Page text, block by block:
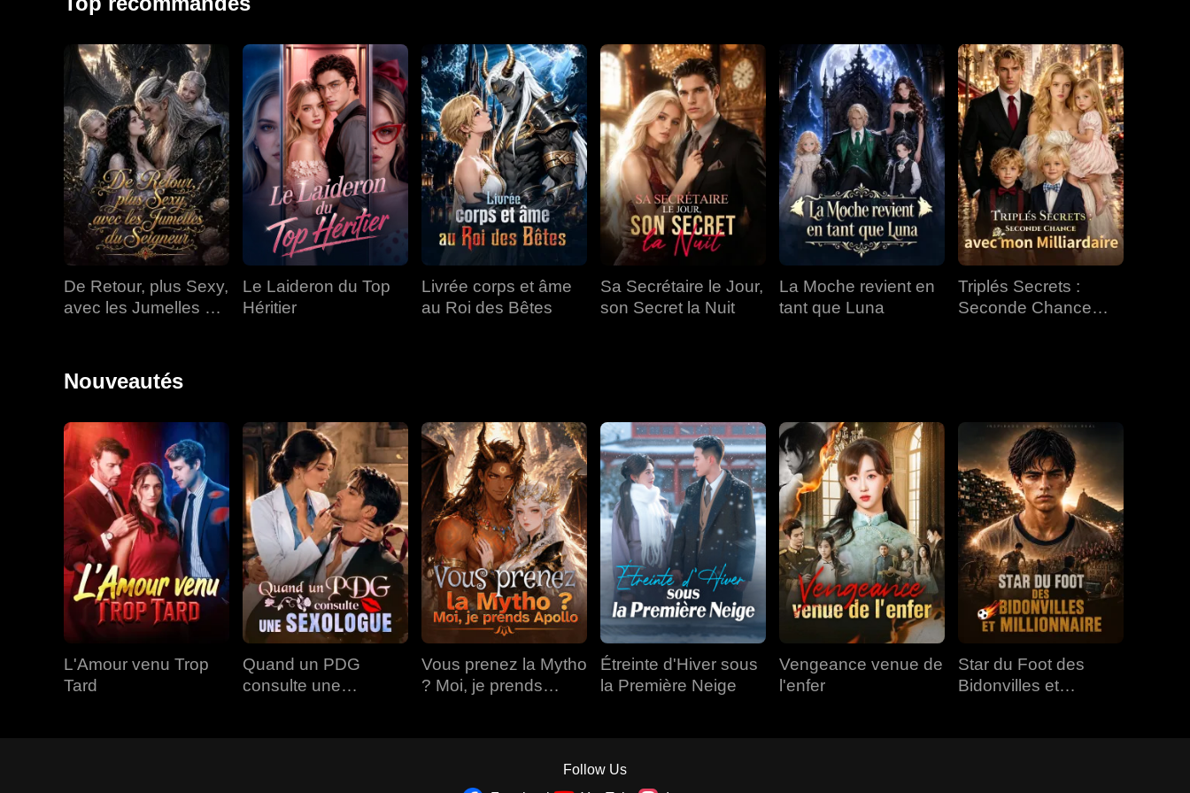
EP 34 EP 35 EP 36
EP 37 EP 38 EP 39
EP 40
De Retour, plus Sexy,
avec les Jumelles du
Le Laideron du Top
Héritier
Livrée corps et âme
au Roi des Bêtes
Sa Secrétaire le Jour,
son Secret la Nuit
La Moche revient en
tant que Luna
Triplés Secrets :
Seconde Chance
Nouveautés
L'Amour venu Trop
Tard
Quand un PDG
consulte une
Vous prenez la Mytho
? Moi, je prends
Étreinte d'Hiver sous
la Première Neige
Vengeance venue de
l'enfer
Star du Foot des
Bidonvilles et
Follow Us